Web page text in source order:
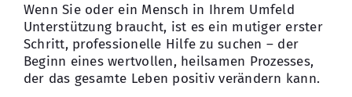
Wenn Sie oder ein Mensch in Ihrem Umfeld
Unterstützung braucht, ist es ein mutiger erster
Schritt, professionelle Hilfe zu suchen – der
Beginn eines wertvollen, heilsamen Prozesses,
der das gesamte Leben positiv verändern kann.